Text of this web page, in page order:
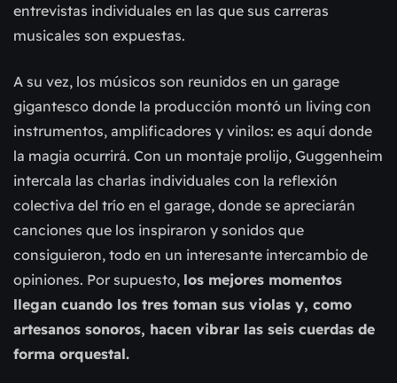
entrevistas individuales en las que sus carreras
musicales son expuestas.
A su vez, los músicos son reunidos en un garage
gigantesco donde la producción montó un living con
instrumentos, amplificadores y vinilos: es aquí donde
la magia ocurrirá. Con un montaje prolijo, Guggenheim
intercala las charlas individuales con la reflexión
colectiva del trío en el garage, donde se apreciarán
canciones que los inspiraron y sonidos que
consiguieron, todo en un interesante intercambio de
opiniones. Por supuesto, los mejores momentos
llegan cuando los tres toman sus violas y, como
artesanos sonoros, hacen vibrar las seis cuerdas de
forma orquestal.